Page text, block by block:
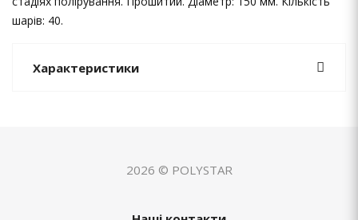
шарів: 40.
Характеристики
2026 © POLYSTAR